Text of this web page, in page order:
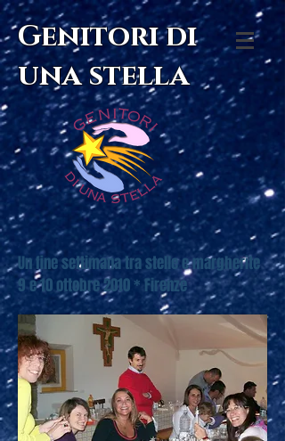
Genitori di
una stella
Un fine settimana tra stelle e margherite
9 e 10 ottobre 2010 * Firenze